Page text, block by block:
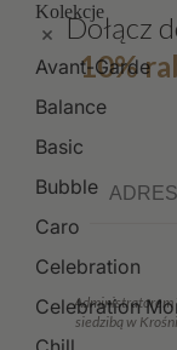
Kolekcje
Avant-Garde
Balance
Basic
Bubble
Caro
Celebration
Celebration
Dołącz
10%
Administratorem
siedzibą w